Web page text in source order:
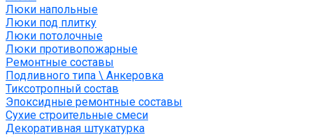
Люки напольные
Люки под плитку
Люки потолочные
Люки противопожарные
Ремонтные составы
Подливного типа \ Анкеровка
Тиксотропный состав
Эпоксидные ремонтные составы
Сухие строительные смеси
Декоративная штукатурка